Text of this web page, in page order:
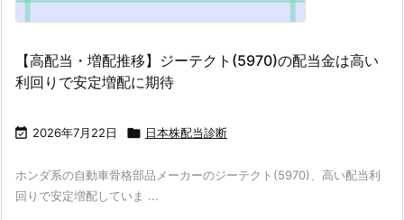
【高配当・増配推移】ジーテクト(5970)の配当金は高い
利回りで安定増配に期待
 2026年7月22日  日本株配当診断
ホンダ系の自動車骨格部品メーカーのジーテクト(5970)、高い配当利
回りで安定増配していま ...